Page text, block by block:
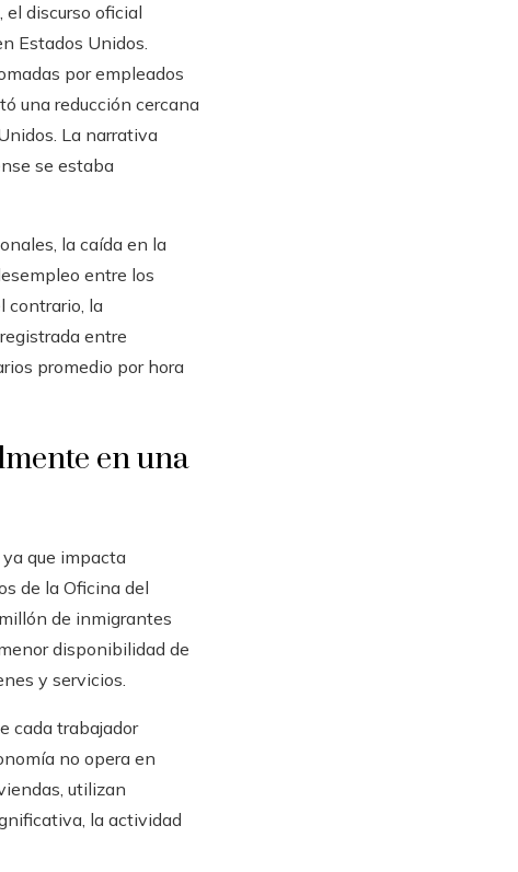
discurso oficial
Estados Unidos.
por empleados
una reducción cercana
La narrativa
se estaba
la caída en la
entre los
contrario, la
entre
promedio por hora
en una
que impacta
de la Oficina del
de inmigrantes
disponibilidad de
y servicios.
cada trabajador
no opera en
utilizan
la actividad